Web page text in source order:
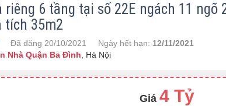
riêng 6 tầng tại số 22E ngách 11 ngõ
tích 35m2
Đã đăng 20/10/2021 Ngày hết hạn: 12/11/2021
Nhà Quận Ba Đình Hà Nội
Giá 4 Tỷ